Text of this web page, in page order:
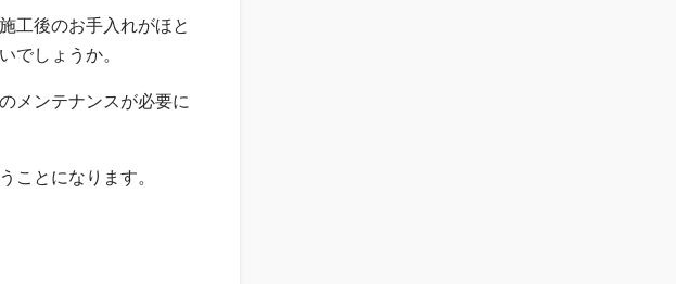
工後のお手入れがほと
でしょうか。
メンテナンスが必要に
ことになります。